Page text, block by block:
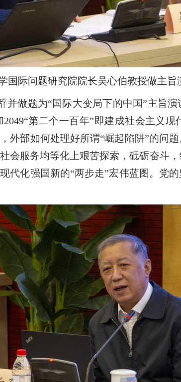
国际问题研究院院长吴心伯教授做主旨
做题为“国际大变局下的中国”主旨
第二个一百年”即建成社会主义
外部如何处理好所谓“崛起陷阱”的问
会服务均等化上艰苦探索，砥砺奋斗
代化强国新的“两步走”宏伟蓝图。党